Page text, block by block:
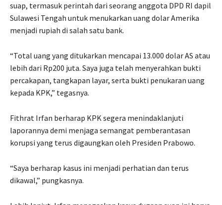
suap, termasuk perintah dari seorang anggota DPD RI dapil
Sulawesi Tengah untuk menukarkan uang dolar Amerika
menjadi rupiah di salah satu bank.
“Total uang yang ditukarkan mencapai 13.000 dolar AS atau
lebih dari Rp200 juta. Saya juga telah menyerahkan bukti
percakapan, tangkapan layar, serta bukti penukaran uang
kepada KPK,” tegasnya.
Fithrat Irfan berharap KPK segera menindaklanjuti
laporannya demi menjaga semangat pemberantasan
korupsi yang terus digaungkan oleh Presiden Prabowo.
“Saya berharap kasus ini menjadi perhatian dan terus
dikawal,” pungkasnya.